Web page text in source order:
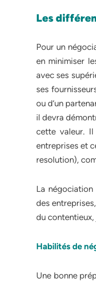
Les
Pour un
en minimiser
avec ses
ses
ou d’un
il devra
cette valeur.
entreprises et
resolution),
La
des
du contentieux,
Habilités de
Une bonne